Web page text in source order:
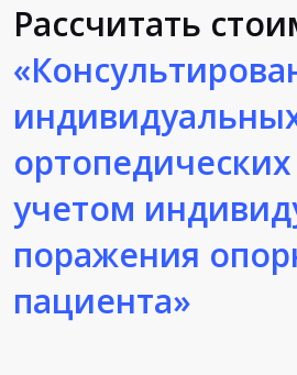
Рассчитать
учетом
поражения
пациента»